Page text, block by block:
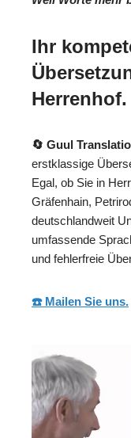
Ihr
Herrenhof.
🔄 Guul
erstklassige
Egal, ob Sie in
Gräfenhain,
deutschlandweit
umfassende
und fehlerfreie
☎️ Mailen Sie uns.